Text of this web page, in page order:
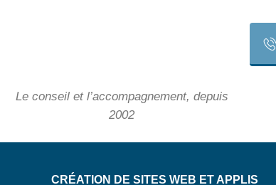
Le conseil et l’accompagnement, depuis
2002
CRÉATION DE SITES WEB ET APPLIS